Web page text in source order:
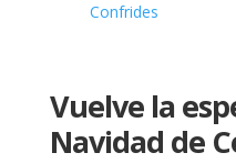
Confrides
Vuelve la
Navidad de